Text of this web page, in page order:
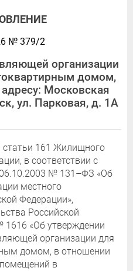
№ 379/2
организации
домом,
Московская
ул. Парковая, д. 1А
статьи 161 Жилищного
в соответствии с
№ 131–ФЗ «Об
местного
Федерации»,
Российской
«Об утверждении
организации для
домом, в отношении
в